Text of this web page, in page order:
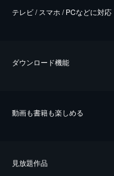
テレビ / スマホ / PCなどに対応
ダウンロード機能
動画も書籍も楽しめる
⾒放題作品